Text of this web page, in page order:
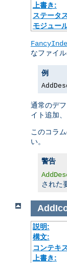
上書き:
ステータ
モジュー
なファイ
例
通常のデ
イト追加、
このコラ
い。
警告
された
説明:
構文:
コンテキ
上書き: